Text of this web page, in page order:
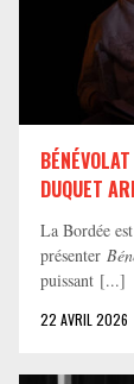
DUQUET
La Bordée
présenter
puissant [...]
22 AVRIL 2026